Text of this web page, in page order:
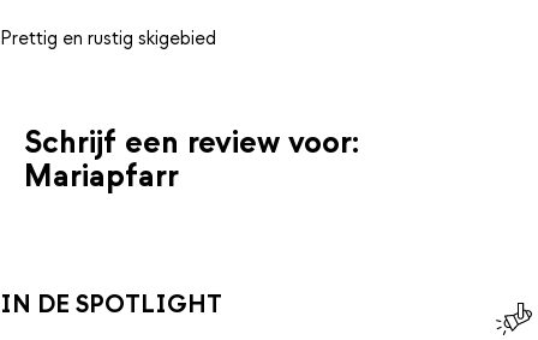
Schrijf een review voor:
Mariapfarr
IN DE SPOTLIGHT